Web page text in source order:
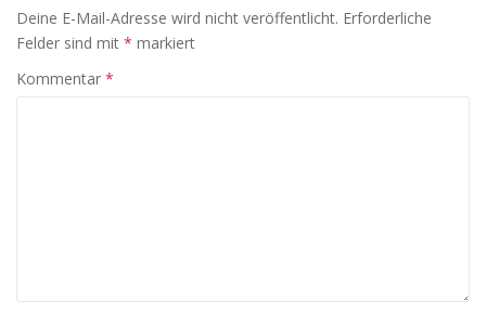
Deine E-Mail-Adresse wird nicht veröffentlicht. Erforderliche
Felder sind mit * markiert
Kommentar *